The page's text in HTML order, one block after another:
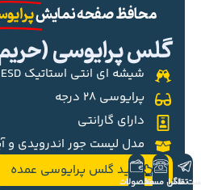
محافظ صفحه نمایش
گلس پرایوسی
شیشه ای انتی استاتیک ESD
پرایوسی ۲۸ درجه
دارای گارانتی
مدل لیست جور اندرویدی و
خرید گلس پرایوسی عمده
تلگرام
تماس مستقیم
محصولات